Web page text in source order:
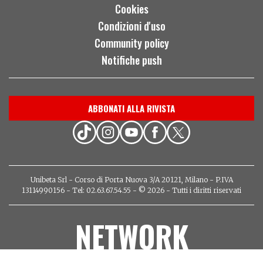
Cookies
Condizioni d'uso
Community policy
Notifiche push
ABBONATI ALLA RIVISTA
Unibeta Srl - Corso di Porta Nuova 3/A 20121, Milano - P.IVA
13114990156 - Tel: 02.63.67.54.55 - © 2026 - Tutti i diritti riservati
NETWORK